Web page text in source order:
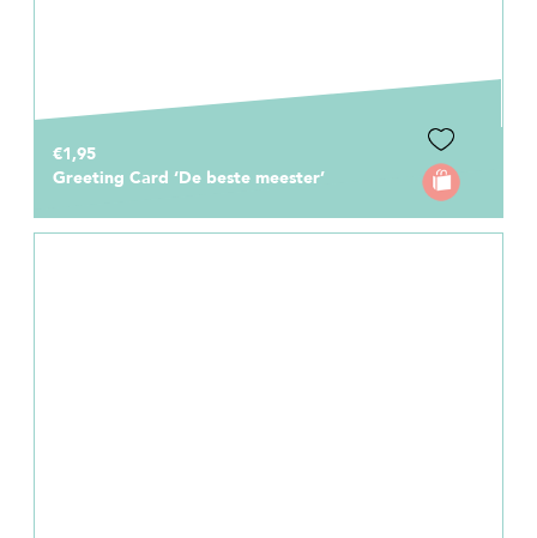
€1,95
Greeting Card ‘De beste meester’